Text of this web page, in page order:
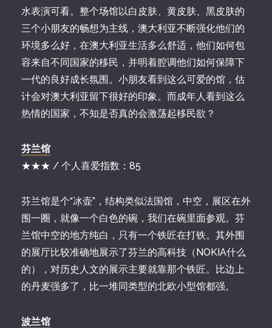
水表演可看。整个场馆以白皮肤、黄皮肤、黑皮肤的
三个小朋友的畅想为主线，澳大利亚不断强化他们的
环境多么好，在澳大利亚生活多么舒适，他们如何包
容来自不同国家的移民，并明着腔调他们如何保障下
一代的良好成长氛围。小朋友看到这么可爱的馆，估
计会对澳大利亚留下很好的印象。而成年人看到这么
热情的国家，不知是否真的会激荡起移民欲？
芬兰馆
★★★ / 个人喜爱指数：85
芬兰馆是个“冰壶”，结构类似法国馆，中空，展区在外
围一圈，就像一个白色的碗，我们在碗里面参观。芬
兰馆中空的地方纯白，只有一个铁匠在打铁。其外围
的展厅比较准确地展示了芬兰的高科技（NOKIA什么
的），对历史人文的展示主要就靠那个铁匠。比边上
的丹麦强多了，比一堆同类型的北欧小型馆都强。
波兰馆